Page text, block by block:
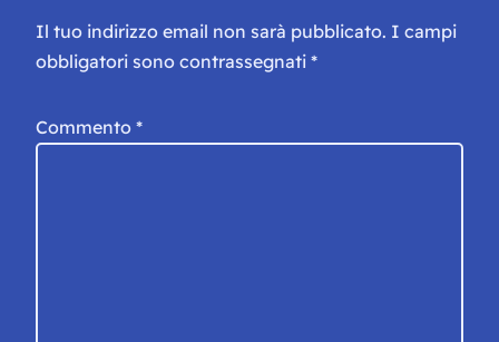
Il tuo indirizzo email non sarà pubblicato. I campi
obbligatori sono contrassegnati *
Commento *